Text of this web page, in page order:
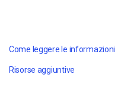
Come leggere le informazioni
Risorse aggiuntive